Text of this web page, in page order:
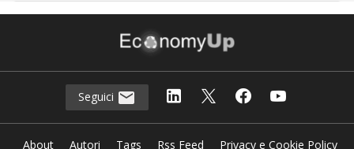
Seguici
About Autori Tags Rss Feed Privacy e Cookie Policy